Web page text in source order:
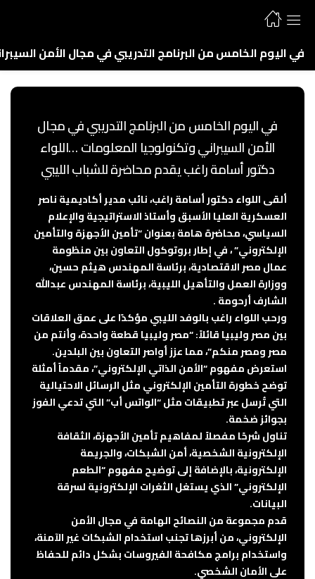
في اليوم الخامس من البرنامج التدريبي في مجال الأمن
في اليوم الخامس من البرنامج التدريبي في مجال
الأمن السيبراني وتكنولوجيا المعلومات …اللواء
دكتور أسامة راغب يقدم محاضرة للشباب الليبي
ألقى اللواء دكتور أسامة راغب، نائب مدير أكاديمية ناصر
العسكرية العليا الأسبق وأستاذ الاستراتيجية والإعلام
السياسي، محاضرة هامة بعنوان “تأمين الأجهزة والتأمين
الإلكتروني” ، في إطار بروتوكول التعاون بين منظومة
عمال مصر الاقتصادية، برئاسة المهندس هيثم حسين،
ووزارة العمل والتأهيل الليبية، برئاسة المهندس عبدالله
الشارف أرحومة .
ورحب اللواء راغب بالوفد الليبي مؤكدًا على عمق العلاقات
بين مصر وليبيا قائلاً: “مصر وليبيا قطعة واحدة، وأنتم من
مصر ومصر منكم”، مما عزز أواصر التعاون بين البلدين.
استعرض مفهوم “الأمن الذاتي الإلكتروني”، مقدماً أمثلة
توضح خطورة التأمين الإلكتروني مثل الرسائل الاحتيالية
التي تُرسل عبر تطبيقات مثل “الواتس أب” التي تدعي الفوز
بجوائز ضخمة.
تناول شرحًا مفصلاً لمفاهيم تأمين الأجهزة، الثقافة
الإلكترونية الشخصية، أمن الشبكات، والجريمة
الإلكترونية، بالإضافة إلى توضيح مفهوم “الطعم
الإلكتروني” الذي يستغل الثغرات الإلكترونية لسرقة
البيانات.
قدم مجموعة من النصائح الهامة في مجال الأمن
الإلكتروني، من أبرزها تجنب استخدام الشبكات غير الآمنة،
واستخدام برامج مكافحة الفيروسات بشكل دائم للحفاظ
على الأمان الشخصي.